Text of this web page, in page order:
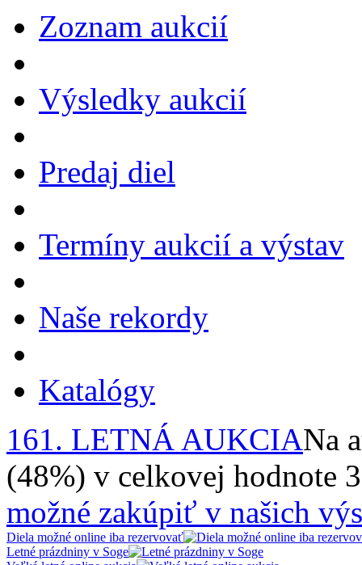
Zoznam aukcií
Výsledky aukcií
Predaj diel
Termíny aukcií a výstav
Naše rekordy
Katalógy
161. LETNÁ AUKCIANa
(48%) v celkovej hodnote
možné zakúpiť v našich
Diela možné online iba rezervovať
Letné prázdniny v Soge